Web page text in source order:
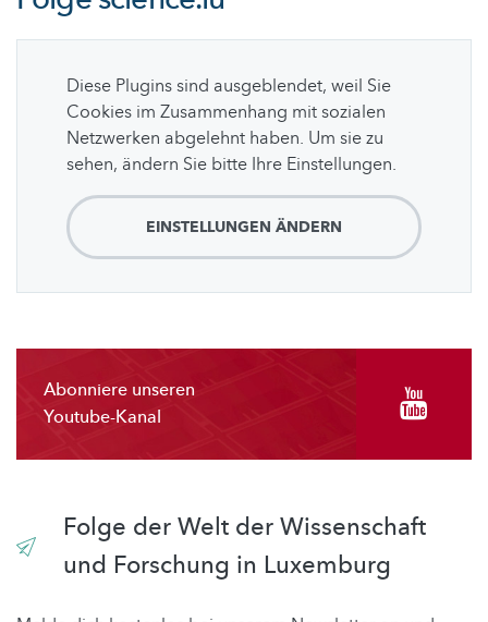
Diese Plugins sind ausgeblendet, weil Sie
Cookies im Zusammenhang mit sozialen
Netzwerken abgelehnt haben. Um sie zu
sehen, ändern Sie bitte Ihre Einstellungen.
EINSTELLUNGEN ÄNDERN
Abonniere unseren
Youtube-Kanal
Folge der Welt der Wissenschaft
und Forschung in Luxemburg